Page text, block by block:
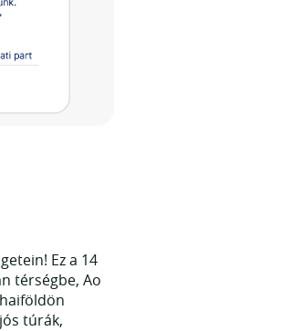
Ez a 14
térségbe, Ao
túrák,